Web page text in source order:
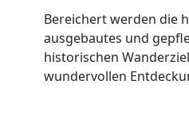
Bereichert werden die
ausgebautes und
historischen
wundervollen